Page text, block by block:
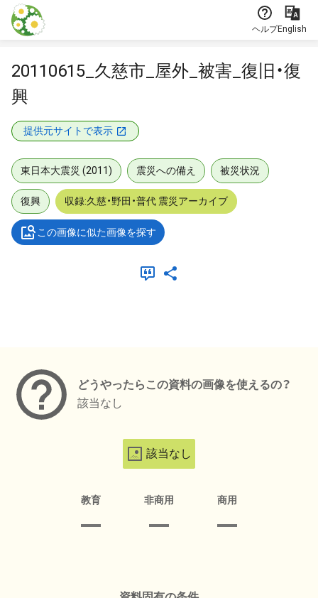
本文に飛ぶ
ヘルプEnglish
20110615_久慈市_屋外_被害_復旧・復
興
提供元サイトで表示
東日本大震災 (2011) 震災への備え 被災状況
復興 収録:久慈・野田・普代 震災アーカイブ
この画像に似た画像を探す
どうやったらこの資料の画像を使えるの？
該当なし
該当なし
教育 非商用 商用